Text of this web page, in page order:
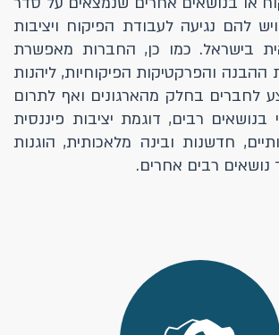
להם נגיעה לעבודת הפיקוח ויציבות
בישראל. כמו כן, החברות מאפשרת
והפרקטיקות הפיקוחיות, ליהנות
לחברים בחלק מהארגונים ואף לתרום
בנושאים רבים, דוגמת יציבות פיננסית
חדשנות ובינה מלאכותית, הוגנות
נושאים רבים אחרים.